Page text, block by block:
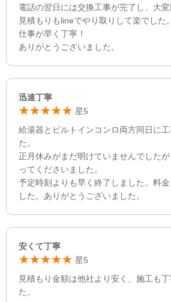
電話の翌日には交換工事が完了し、大変
見積もりもlineでやり取りして楽でした
仕事が早く丁寧！
ありがとうございました。
迅速丁寧
星5
給湯器とビルトインコンロ両方同日に
た。
正月休みがまだ明けていませんでした
ってくださいました。
予定時刻よりも早く終了しました。料
した。ありがとうございました。
安くて丁寧
星5
見積もり金額は他社より安く、施工も
た。